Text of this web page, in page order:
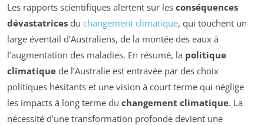
Les rapports scientifiques alertent sur les conséquences
dévastatrices du changement climatique, qui touchent un
large éventail d’Australiens, de la montée des eaux à
l’augmentation des maladies. En résumé, la politique
climatique de l’Australie est entravée par des choix
politiques hésitants et une vision à court terme qui néglige
les impacts à long terme du changement climatique. La
nécessité d’une transformation profonde devient une